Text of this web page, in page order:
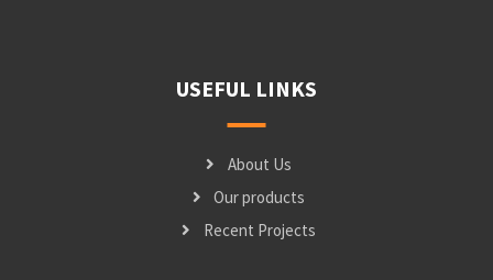
USEFUL LINKS
About Us
Our products
Recent Projects